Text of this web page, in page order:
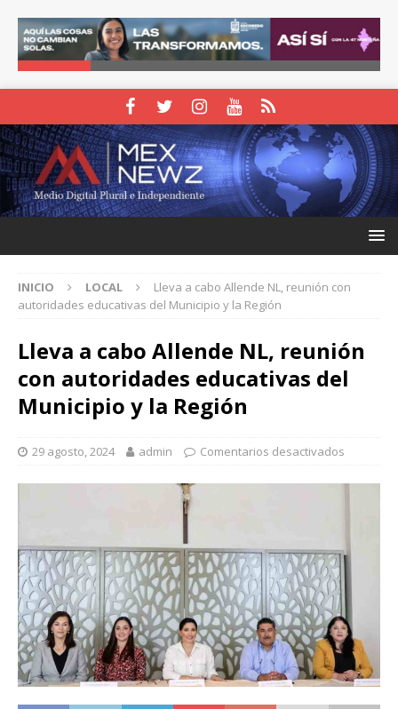
INICIO LOCAL
Lleva a cabo Allende NL, reunión con
autoridades educativas del Municipio y la Región
Lleva a cabo Allende NL, reunión
con autoridades educativas del
Municipio y la Región
29 agosto, 2024 admin Comentarios desactivados